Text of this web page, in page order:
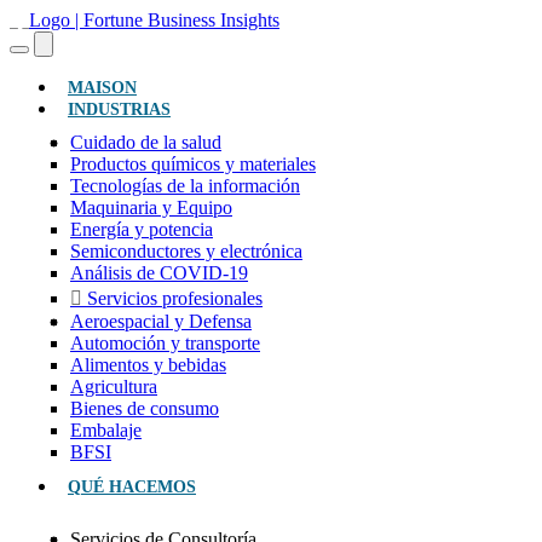
MAISON(ACTUAL)
INDUSTRIAS
Cuidado de la salud
Productos químicos y materiales
Tecnologías de la información
Maquinaria y Equipo
Energía y potencia
Semiconductores y electrónica
Análisis de COVID-19
Servicios profesionales
Aeroespacial y Defensa
Automoción y transporte
Alimentos y bebidas
Agricultura
Bienes de consumo
Embalaje
BFSI
QUÉ HACEMOS